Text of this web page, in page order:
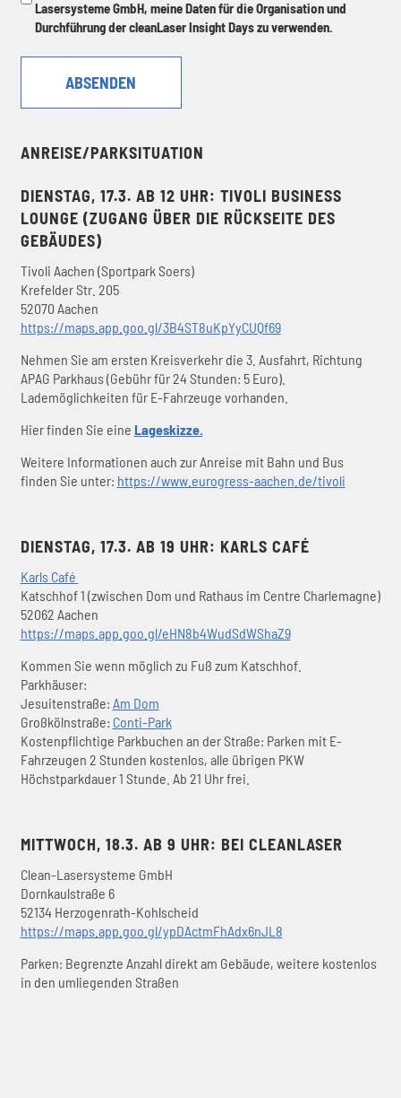
Lasersysteme GmbH, meine Daten für die Organisation und
Durchführung der cleanLaser Insight Days zu verwenden.
ANREISE/PARKSITUATION
DIENSTAG, 17.3. AB 12 UHR: TIVOLI BUSINESS
LOUNGE (ZUGANG ÜBER DIE RÜCKSEITE DES
GEBÄUDES)
Tivoli Aachen (Sportpark Soers)
Krefelder Str. 205
52070 Aachen
https://maps.app.goo.gl/3B4ST8uKpYyCUQf69
Nehmen Sie am ersten Kreisverkehr die 3. Ausfahrt, Richtung
APAG Parkhaus (Gebühr für 24 Stunden: 5 Euro).
Lademöglichkeiten für E-Fahrzeuge vorhanden.
Hier finden Sie eine Lageskizze.
Weitere Informationen auch zur Anreise mit Bahn und Bus
finden Sie unter: https://www.eurogress-aachen.de/tivoli
DIENSTAG, 17.3. AB 19 UHR: KARLS CAFÉ
Karls Café
Katschhof 1 (zwischen Dom und Rathaus im Centre Charlemagne)
52062 Aachen
https://maps.app.goo.gl/eHN8b4WudSdWShaZ9
Kommen Sie wenn möglich zu Fuß zum Katschhof.
Parkhäuser:
Jesuitenstraße: Am Dom
Großkölnstraße: Conti-Park
Kostenpflichtige Parkbuchen an der Straße: Parken mit E-
Fahrzeugen 2 Stunden kostenlos, alle übrigen PKW
Höchstparkdauer 1 Stunde. Ab 21 Uhr frei.
MITTWOCH, 18.3. AB 9 UHR: BEI CLEANLASER
Clean-Lasersysteme GmbH
Dornkaulstraße 6
52134 Herzogenrath-Kohlscheid
https://maps.app.goo.gl/ypDActmFhAdx6nJL8
Parken: Begrenzte Anzahl direkt am Gebäude, weitere kostenlos
in den umliegenden Straßen